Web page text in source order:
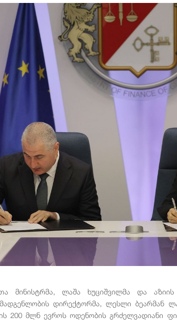
მინისტრმა, ლაშა ხუციშვილმა და აზიის
დირექტორმა, ლესლი ბეარმან
200 მლნ ევროს ოდენობის გრძელვადიანი